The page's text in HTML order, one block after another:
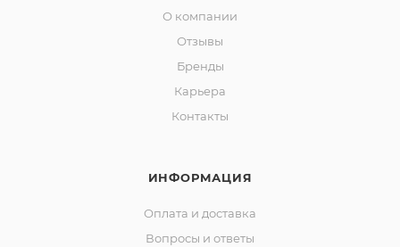
О компании
Отзывы
Бренды
Карьера
Контакты
ИНФОРМАЦИЯ
Оплата и доставка
Вопросы и ответы